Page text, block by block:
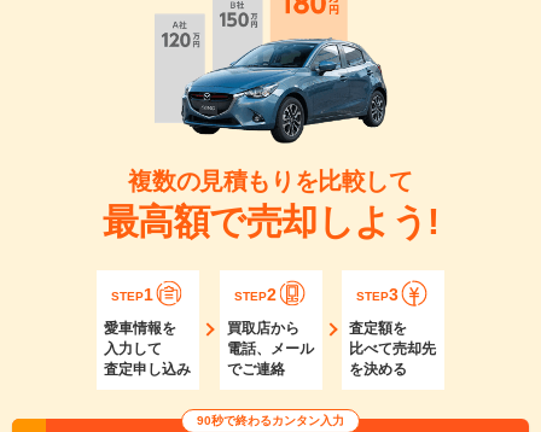
複数の見積もりを比較して
最高額で売却しよう!
STEP1
愛車情報を
入力して
査定申し込み
STEP2
買取店から
電話、メール
でご連絡
STEP3
査定額を
比べて売却先
を決める
90秒で終わるカンタン入力